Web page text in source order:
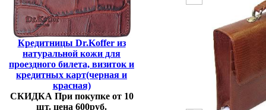
Кредитницы Dr.Koffer из
натуральной кожи для
проездного билета, визиток и
кредитных карт(черная и
красная)
СКИДКА При покупке от 10
шт. цена 600руб.